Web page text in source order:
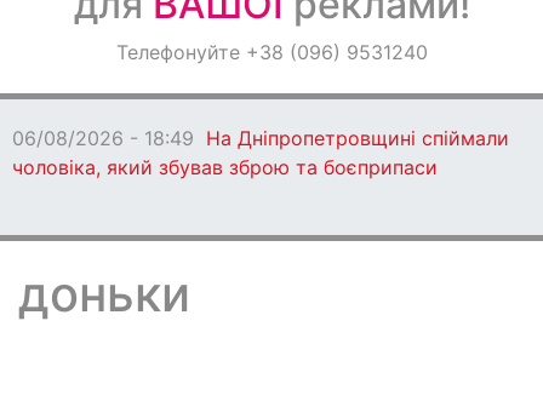
ОголошенняТелефонуйте +38 (096) 9531240
06/08/2026 - 18:49 На Дніпропетровщині спіймали
чоловіка, який збував зброю та боєприпаси
доньки